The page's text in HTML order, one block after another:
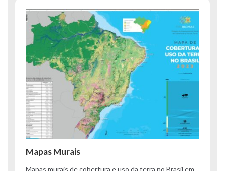
Mapas Murais